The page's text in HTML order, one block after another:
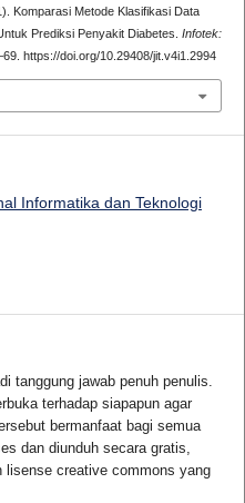
Komparasi Metode Klasifikasi Data
Prediksi Penyakit Diabetes. Infotek:
https://doi.org/10.29408/jit.v4i1.2994
Informatika dan Teknologi
tanggung jawab penuh penulis.
terhadap siapapun agar
bermanfaat bagi semua
dan diunduh secara gratis,
lisense creative commons yang